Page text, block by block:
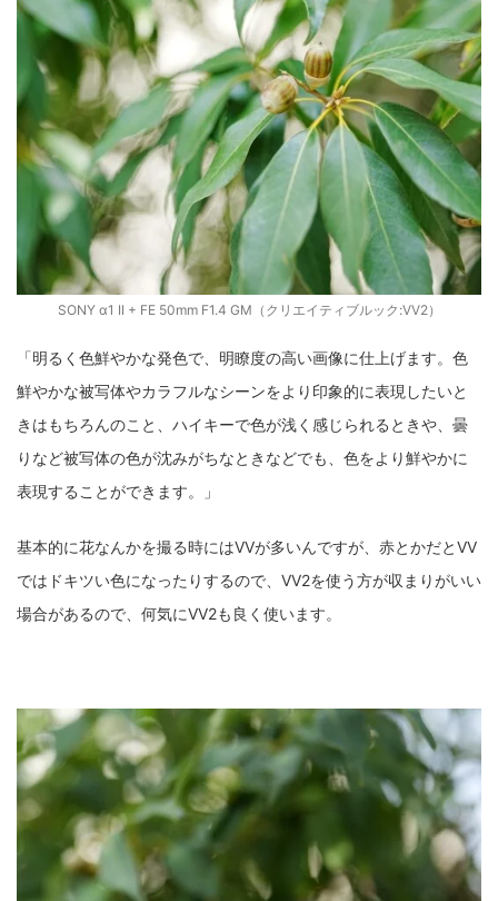
SONY α1 II + FE 50mm F1.4 GM（クリエイティブルック:VV2）
「明るく色鮮やかな発色で、明瞭度の高い画像に仕上げます。色
鮮やかな被写体やカラフルなシーンをより印象的に表現したいと
きはもちろんのこと、ハイキーで色が浅く感じられるときや、曇
りなど被写体の色が沈みがちなときなどでも、色をより鮮やかに
表現することができます。」
基本的に花なんかを撮る時にはVVが多いんですが、赤とかだとVV
ではドキツい色になったりするので、VV2を使う方が収まりがいい
場合があるので、何気にVV2も良く使います。